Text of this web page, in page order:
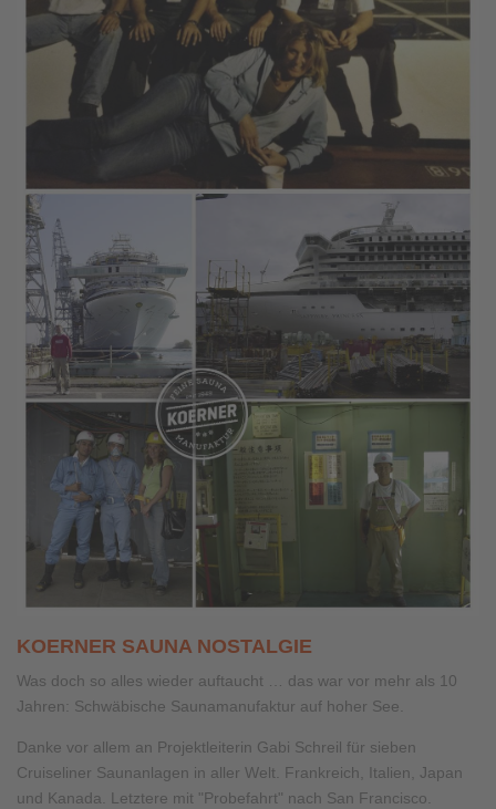
KOERNER SAUNA NOSTALGIE
Was doch so alles wieder auftaucht … das war vor mehr als 10
Jahren: Schwäbische Saunamanufaktur auf hoher See.
Danke vor allem an Projektleiterin Gabi Schreil für sieben
Cruiseliner Saunanlagen in aller Welt. Frankreich, Italien, Japan
und Kanada. Letztere mit "Probefahrt" nach San Francisco.